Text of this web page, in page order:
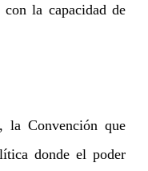
con la capacidad de
la Convención que
donde el poder